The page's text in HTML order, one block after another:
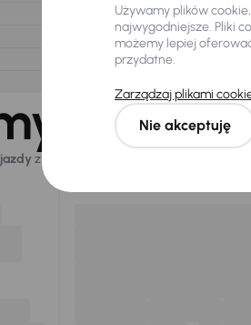
dla
z naszej oferty. Kupimy dla Ciebie
Używamy plików
najwygodniejsze. Pliki
możemy lepiej
przydatne.
Zarządzaj plikami
Nie akceptuję